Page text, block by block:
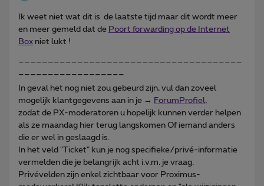
Ik weet niet wat dit is de laatste tijd maar dit wordt meer
en meer gemeld dat de Poort forwarding op de Internet
Box niet lukt !
In geval het nog niet zou gebeurd zijn, vul dan zoveel
mogelijk klantgegevens aan in je → ForumProfiel,
zodat de PX-moderatoren u hopelijk kunnen verder helpen
als ze maandag hier terug langskomen Of iemand anders
die er wel in geslaagd is.
In het veld "Ticket" kun je nog specifieke/privé-informatie
vermelden die je belangrijk acht i.v.m. je vraag.
Privévelden zijn enkel zichtbaar voor Proximus-